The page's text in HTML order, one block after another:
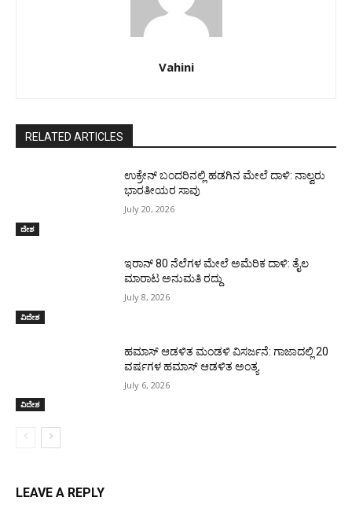
Vahini
RELATED ARTICLES
ದೇಶ
ಉಕ್ರೇನ್‌ ಬಂದರಿನಲ್ಲಿ ಹಡಗಿನ ಮೇಲೆ ದಾಳಿ: ನಾಲ್ವರು
ಭಾರತೀಯರ ಸಾವು
July 20, 2026
ವಿದೇಶ
ಇರಾನ್‌ 80 ನೆಲೆಗಳ ಮೇಲೆ ಅಮೆರಿಕ ದಾಳಿ: ತೈಲ
ಮಾರಾಟ ಅನುಮತಿ ರದ್ದು
July 8, 2026
ವಿದೇಶ
ಹಮಾಸ್ ಆಡಳಿತ ಮಂಡಳಿ ವಿಸರ್ಜನೆ: ಗಾಜಾದಲ್ಲಿ 20
ವರ್ಷಗಳ ಹಮಾಸ್ ಆಡಳಿತ ಅಂತ್ಯ
July 6, 2026
LEAVE A REPLY